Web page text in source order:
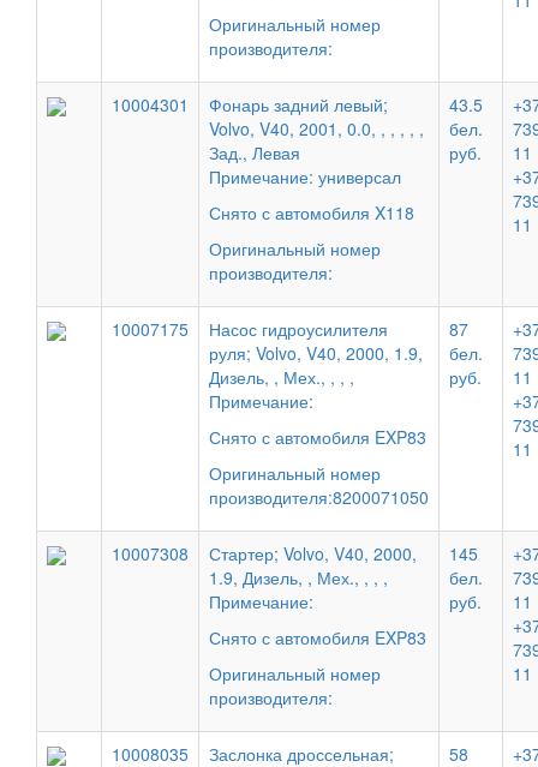
Оригинальный номер
производителя:
10004301
Фонарь задний левый;
Volvo, V40, 2001, 0.0, , , , , ,
Зад., Левая
Примечание: универсал
Снято с автомобиля X118
Оригинальный номер
производителя:
43.5
бел.
руб.
11
11
10007175
Насос гидроусилителя
руля; Volvo, V40, 2000, 1.9,
Дизель, , Мех., , , ,
Примечание:
Снято с автомобиля EXP83
Оригинальный номер
производителя:8200071050
87
бел.
руб.
11
11
10007308
Стартер; Volvo, V40, 2000,
1.9, Дизель, , Мех., , , ,
Примечание:
Снято с автомобиля EXP83
Оригинальный номер
производителя:
145
бел.
руб.
11
11
10008035
Заслонка дроссельная;
58